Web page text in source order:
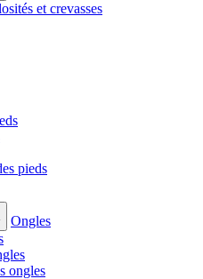
et crevasses
pieds
Ongles
ongles